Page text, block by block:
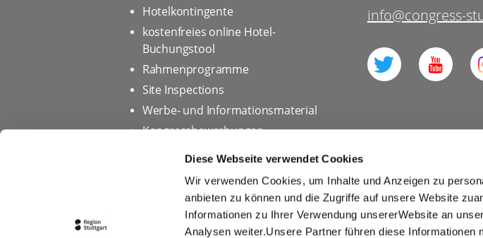
Diese Webseite verwendet Cookies
Wir verwenden Cookies, um Inhalte und Anzeigen zu
anbieten zu können und die Zugriffe auf unsere Website
Informationen zu Ihrer Verwendung unsererWebsite an
Analysen weiter.Unsere Partner führen diese Informationen
Hotelkontingente
kostenfreies online Hotel-
Buchungstool
Rahmenprogramme
Site Inspections
Werbe- und Informationsmaterial
Kongressbewerbungen
info@congress-
Startseite Datenschutz
Datenschutz Social Media
Impressum
Tourismus Presse
Business